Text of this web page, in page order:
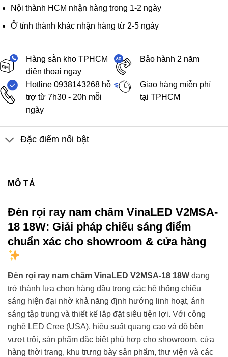
Nội thành HCM nhận hàng trong 1-2 ngày
Ở tỉnh thành khác nhận hàng từ 2-5 ngày
Hàng sẵn kho TPHCM
điện thoại ngay
Bảo hành 2 năm
Hotline 0938143268 hỗ
trợ từ 7h30 - 20h mỗi
ngày
Giao hàng miễn phí
tại TPHCM
Đặc điểm nổi bật
MÔ TẢ
Đèn rọi ray nam châm VinaLED V2MSA-
18 18W: Giải pháp chiếu sáng điểm
chuẩn xác cho showroom & cửa hàng
Đèn rọi ray nam châm VinaLED V2MSA-18 18W đang
trở thành lựa chọn hàng đầu trong các hệ thống chiếu
sáng hiện đại nhờ khả năng định hướng linh hoạt, ánh
sáng tập trung và thiết kế lắp đặt siêu tiện lợi. Với công
nghệ LED Cree (USA), hiệu suất quang cao và độ bền
vượt trội, sản phẩm đặc biệt phù hợp cho showroom, cửa
hàng thời trang, khu trưng bày sản phẩm, thư viện và các